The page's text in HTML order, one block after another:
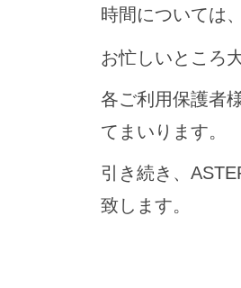
時間については、
お忙しいところ
各ご利用保護者
てまいります。
引き続き、
致します。